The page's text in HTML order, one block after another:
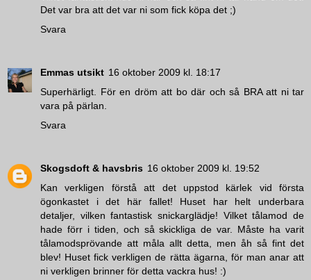
Det var bra att det var ni som fick köpa det ;)
Svara
Emmas utsikt 16 oktober 2009 kl. 18:17
Superhärligt. För en dröm att bo där och så BRA att ni tar
vara på pärlan.
Svara
Skogsdoft & havsbris 16 oktober 2009 kl. 19:52
Kan verkligen förstå att det uppstod kärlek vid första
ögonkastet i det här fallet! Huset har helt underbara
detaljer, vilken fantastisk snickarglädje! Vilket tålamod de
hade förr i tiden, och så skickliga de var. Måste ha varit
tålamodsprövande att måla allt detta, men åh så fint det
blev! Huset fick verkligen de rätta ägarna, för man anar att
ni verkligen brinner för detta vackra hus! :)